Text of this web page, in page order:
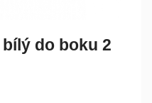
do boku 2